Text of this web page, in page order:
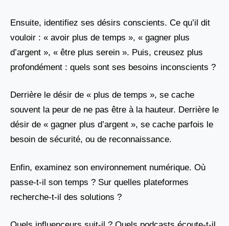
Ensuite, identifiez ses désirs conscients. Ce qu’il dit
vouloir : « avoir plus de temps », « gagner plus
d’argent », « être plus serein ». Puis, creusez plus
profondément : quels sont ses besoins inconscients ?
Derrière le désir de « plus de temps », se cache
souvent la peur de ne pas être à la hauteur. Derrière le
désir de « gagner plus d’argent », se cache parfois le
besoin de sécurité, ou de reconnaissance.
Enfin, examinez son environnement numérique. Où
passe-t-il son temps ? Sur quelles plateformes
recherche-t-il des solutions ?